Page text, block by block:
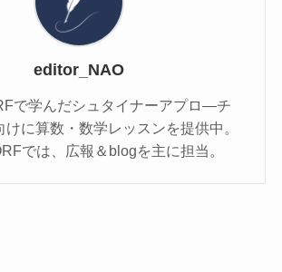
editor_NAO
で学んだシュタイナーアプロ―チ
けに算数・数学レッスンを提供中。
では、広報＆blogを主に担当。